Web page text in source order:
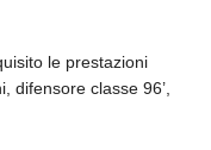
le prestazioni
difensore classe 96’,